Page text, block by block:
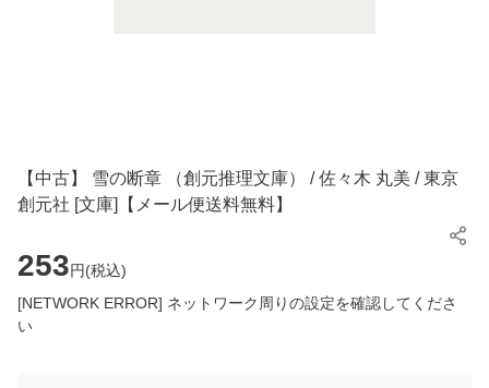
【中古】 雪の断章 （創元推理文庫） / 佐々木 丸美 / 東京
創元社 [文庫]【メール便送料無料】
253円(税込)
[NETWORK ERROR] ネットワーク周りの設定を確認してくださ
い